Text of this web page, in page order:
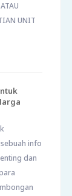
UNIT
info
dan